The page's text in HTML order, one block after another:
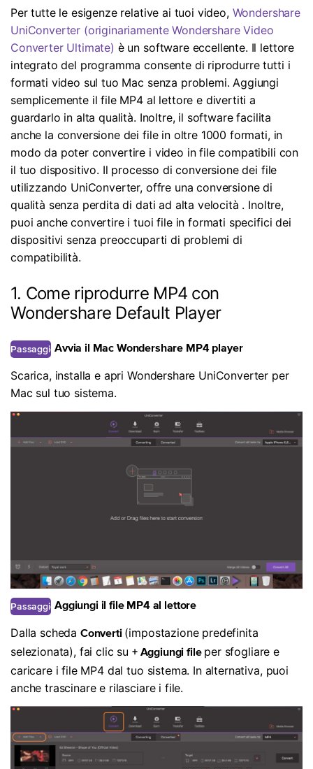
Per tutte le esigenze relative ai tuoi video, Wondershare
UniConverter (originariamente Wondershare Video
Converter Ultimate) è un software eccellente. Il lettore
integrato del programma consente di riprodurre tutti i
formati video sul tuo Mac senza problemi. Aggiungi
semplicemente il file MP4 al lettore e divertiti a
guardarlo in alta qualità. Inoltre, il software facilita
anche la conversione dei file in oltre 1000 formati, in
modo da poter convertire i video in file compatibili con
il tuo dispositivo. Il processo di conversione dei file
utilizzando UniConverter, offre una conversione di
qualità senza perdita di dati ad alta velocità . Inoltre,
puoi anche convertire i tuoi file in formati specifici dei
dispositivi senza preoccuparti di problemi di
compatibilità.
1. Come riprodurre MP4 con
Wondershare Default Player
PassaggioAvvia il Mac Wondershare MP4 player
Scarica, installa e apri Wondershare UniConverter per
Mac sul tuo sistema.
PassaggioAggiungi il file MP4 al lettore
Dalla scheda Converti (impostazione predefinita
selezionata), fai clic su + Aggiungi file per sfogliare e
caricare i file MP4 dal tuo sistema. In alternativa, puoi
anche trascinare e rilasciare i file.